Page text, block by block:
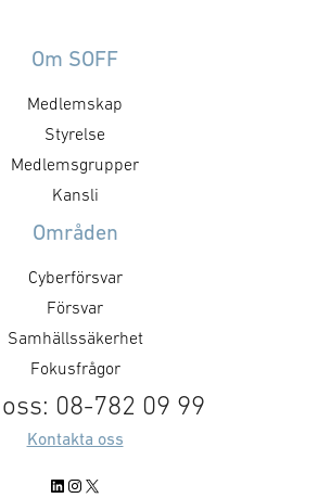
och trygga
säger
Pål Jonson.
vad Svenska
Om SOFF
Medlemskap
Styrelse
Medlemsgrupper
Kansli
Områden
Cyberförsvar
Försvar
Samhällssäkerhet
Fokusfrågor
08-782 09 99
Kontakta oss
LinkedIn
Instagram
X